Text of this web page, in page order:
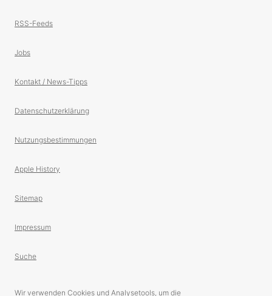
RSS-Feeds
Jobs
Kontakt / News-Tipps
Datenschutzerklärung
Nutzungsbestimmungen
Apple History
Sitemap
Impressum
Suche
Wir verwenden Cookies und Analysetools, um die